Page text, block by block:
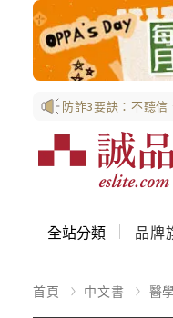
防詐3要訣：不聽
全站分類 品牌
首頁 中文書 醫